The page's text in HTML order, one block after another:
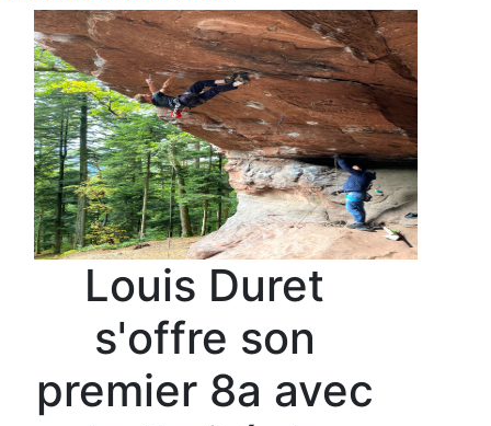
Louis Duret
s'offre son
premier 8a avec